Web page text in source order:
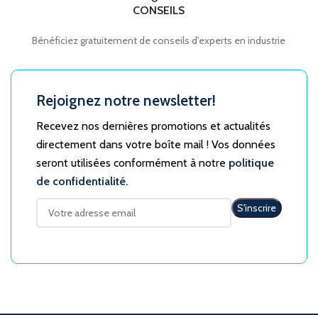
CONSEILS
Bénéficiez gratuitement de conseils d'experts en industrie
Rejoignez notre newsletter!
Recevez nos dernières promotions et actualités
directement dans votre boîte mail ! Vos données
seront utilisées conformément à notre politique
de confidentialité.